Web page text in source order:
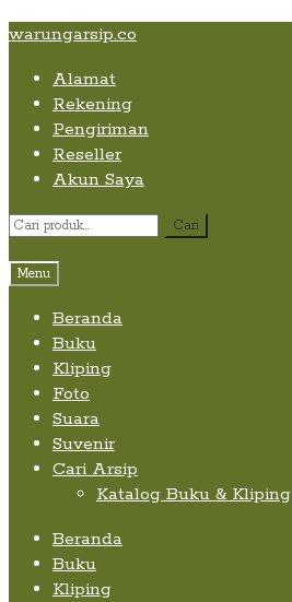
Skip
content
Skip
navigation
Skip
content
warungarsip.co
Alamat
Rekening
Pengiriman
Reseller
Akun Saya
Pencarian
Cari
Menu
Beranda
Buku
Kliping
Foto
Suara
Suvenir
Cari Arsip
Katalog Buku & Kliping
Beranda
Buku
Kliping